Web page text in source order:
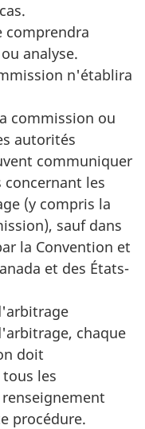
comprendra
analyse.
n'établira
commission ou
autorités
communiquer
concernant les
(y compris la
sauf dans
la Convention et
et des États-
chaque
doit
les
procédure.